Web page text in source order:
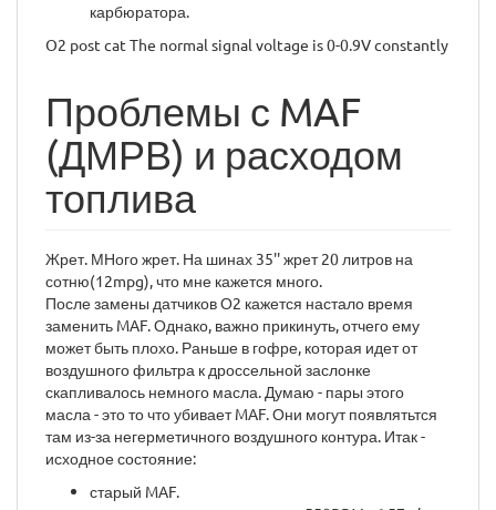
карбюратора.
O2 post cat The normal signal voltage is 0-0.9V constantly
Проблемы с MAF
(ДМРВ) и расходом
топлива
Жрет. МНого жрет. На шинах 35'' жрет 20 литров на
сотню(12mpg), что мне кажется много.
После замены датчиков О2 кажется настало время
заменить MAF. Однако, важно прикинуть, отчего ему
может быть плохо. Раньше в гофре, которая идет от
воздушного фильтра к дроссельной заслонке
скапливалось немного масла. Думаю - пары этого
масла - это то что убивает MAF. Они могут появлятьтся
там из-за негерметичного воздушного контура. Итак -
исходное состояние:
старый MAF.